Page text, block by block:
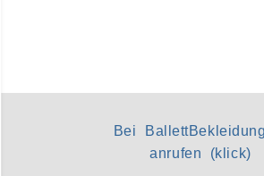
Bei
anrufen (klick)